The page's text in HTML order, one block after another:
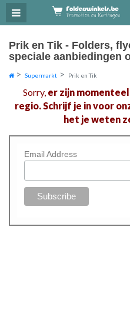
Prik en Tik - Folders,
speciale aanbiedingen
Supermarkt Prik en Tik
Sorry,er zijn momenteel
regio. Schrijf je in voor
het je weten
Email Address